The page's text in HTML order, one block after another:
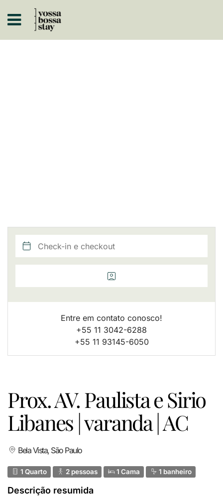
Prox. AV. Paulista e Sirio
Libanes | varanda | AC
Bela Vista, São Paulo
1 Quarto 2 pessoas 1 Cama 1 banheiro
Descrição resumida
Entre em contato conosco!
+55 11 3042-6288
+55 11 93145-6050